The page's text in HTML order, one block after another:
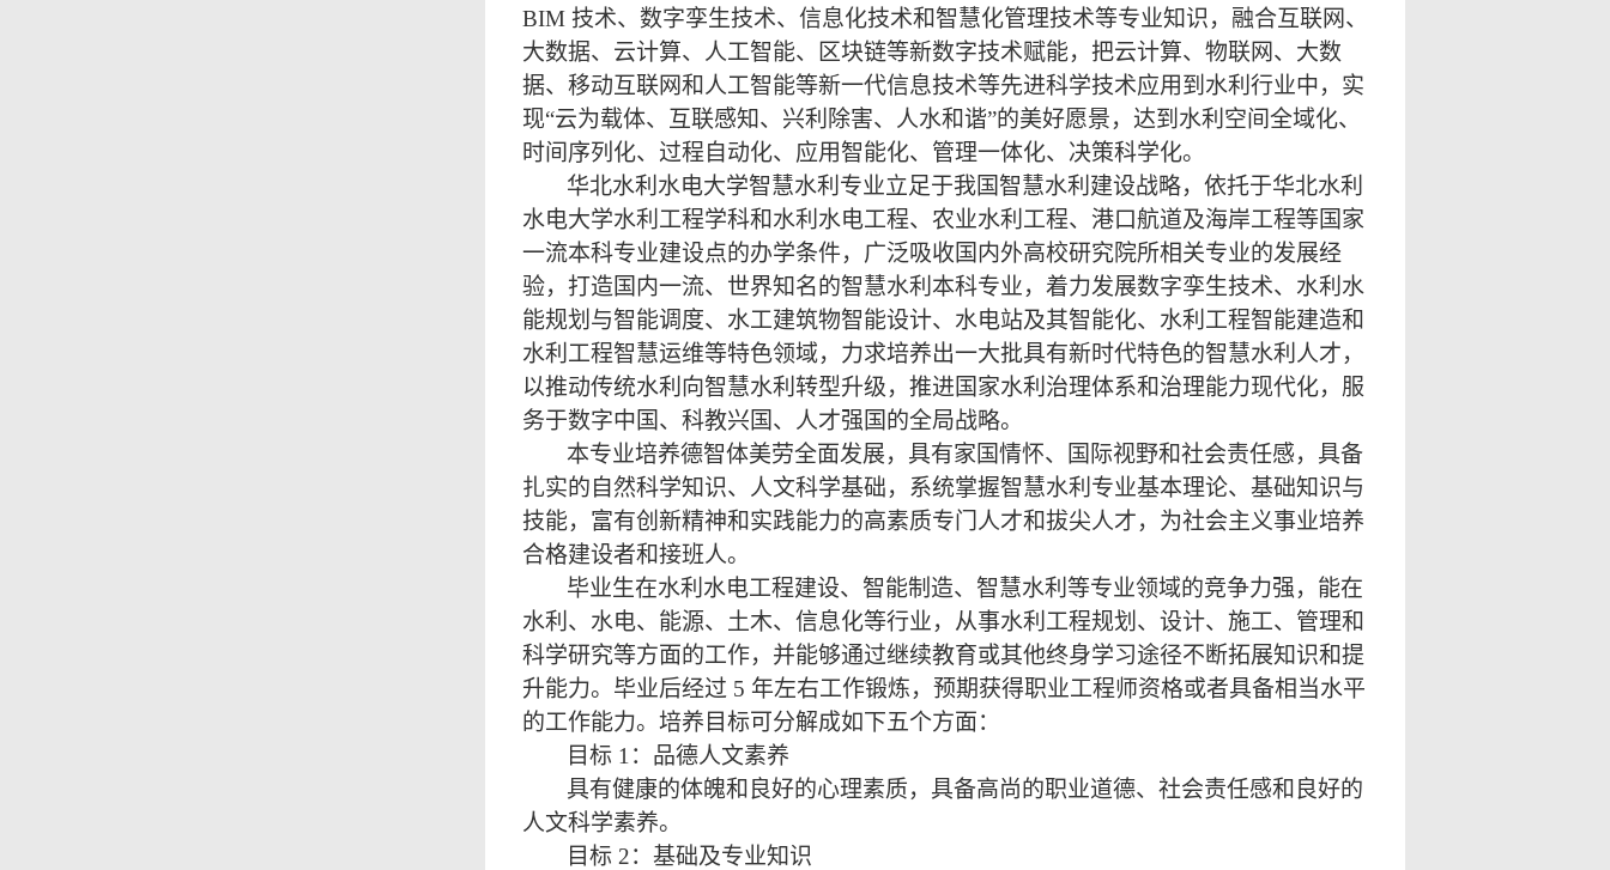
BIM 技术、数字孪生技术、信息化技术和智慧化管理技术等专业知识，融合互联网、
大数据、云计算、人工智能、区块链等新数字技术赋能，把云计算、物联网、大数
据、移动互联网和人工智能等新一代信息技术等先进科学技术应用到水利行业中，实
现“云为载体、互联感知、兴利除害、人水和谐”的美好愿景，达到水利空间全域化、
时间序列化、过程自动化、应用智能化、管理一体化、决策科学化。
华北水利水电大学智慧水利专业立足于我国智慧水利建设战略，依托于华北水利
水电大学水利工程学科和水利水电工程、农业水利工程、港口航道及海岸工程等国家
一流本科专业建设点的办学条件，广泛吸收国内外高校研究院所相关专业的发展经
验，打造国内一流、世界知名的智慧水利本科专业，着力发展数字孪生技术、水利水
能规划与智能调度、水工建筑物智能设计、水电站及其智能化、水利工程智能建造和
水利工程智慧运维等特色领域，力求培养出一大批具有新时代特色的智慧水利人才，
以推动传统水利向智慧水利转型升级，推进国家水利治理体系和治理能力现代化，服
务于数字中国、科教兴国、人才强国的全局战略。
本专业培养德智体美劳全面发展，具有家国情怀、国际视野和社会责任感，具备
扎实的自然科学知识、人文科学基础，系统掌握智慧水利专业基本理论、基础知识与
技能，富有创新精神和实践能力的高素质专门人才和拔尖人才，为社会主义事业培养
合格建设者和接班人。
毕业生在水利水电工程建设、智能制造、智慧水利等专业领域的竞争力强，能在
水利、水电、能源、土木、信息化等行业，从事水利工程规划、设计、施工、管理和
科学研究等方面的工作，并能够通过继续教育或其他终身学习途径不断拓展知识和提
升能力。毕业后经过 5 年左右工作锻炼，预期获得职业工程师资格或者具备相当水平
的工作能力。培养目标可分解成如下五个方面：
目标 1 ：品德人文素养
具有健康的体魄和良好的心理素质，具备高尚的职业道德、社会责任感和良好的
人文科学素养。
目标 2：基础及专业知识